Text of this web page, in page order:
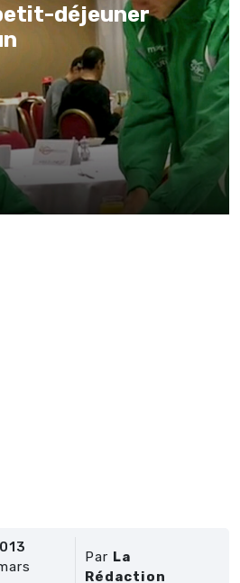
déjeuner
Par La
Rédaction